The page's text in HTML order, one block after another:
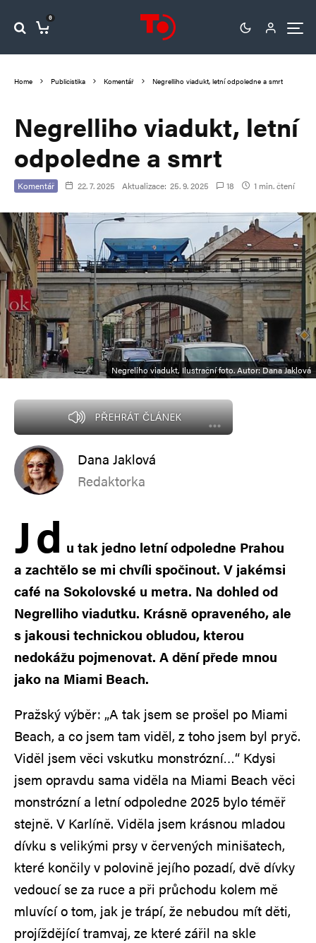
0
Home Publicistika Komentář Negrelliho viadukt, letní odpoledne a smrt
Negrelliho viadukt, letní
odpoledne a smrt
Komentář 22. 7. 2025 Aktualizace: 25. 9. 2025 18 1 min. čtení
Negreliho viadukt, Ilustrační foto. Autor: Dana Jaklová
PŘEHRÁT ČLÁNEK
Dana Jaklová
Redaktorka
Jd u tak jedno letní odpoledne Prahou
a zachtělo se mi chvíli spočinout. V jakémsi
café na Sokolovské u metra. Na dohled od
Negrelliho viadutku. Krásně opraveného, ale
s jakousi technickou obludou, kterou
nedokážu pojmenovat. A dění přede mnou
jako na Miami Beach.
Pražský výběr: „A tak jsem se prošel po Miami
Beach, a co jsem tam viděl, z toho jsem byl pryč.
Viděl jsem věci vskutku monstrózní…“ Kdysi
jsem opravdu sama viděla na Miami Beach věci
monstrózní a letní odpoledne 2025 bylo téměř
stejně. V Karlíně. Viděla jsem krásnou mladou
dívku s velikými prsy v červených minišatech,
které končily v polovině jejího pozadí, dvě dívky
vedoucí se za ruce a při průchodu kolem mě
mluvící o tom, jak je trápí, že nebudou mít děti,
projíždějící tramvaj, ze které zářil na skle